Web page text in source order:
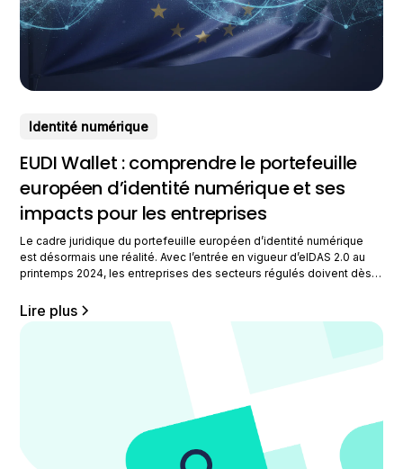
Identité numérique
EUDI Wallet : comprendre le portefeuille
européen d’identité numérique et ses
impacts pour les entreprises
Le cadre juridique du portefeuille européen d’identité numérique
est désormais une réalité. Avec l’entrée en vigueur d’eIDAS 2.0 au
printemps 2024, les entreprises des secteurs régulés doivent dès
numérique en Europe. Principaux enseignements Le règlement
eIDAS 2.0 est entré en vigueur en avril 2024 et le cadre juridique
Lire plus